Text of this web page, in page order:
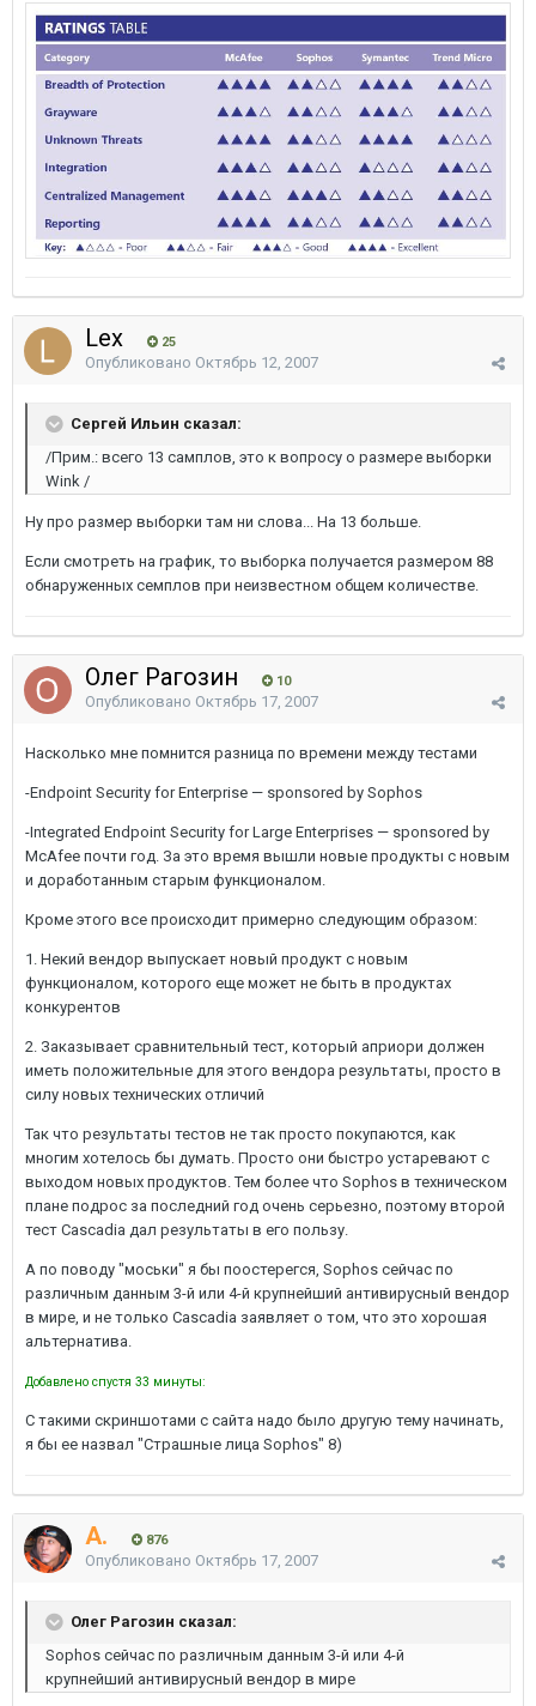
Lex 25
Опубликовано Октябрь 12, 2007
Сергей Ильин сказал:
/Прим.: всего 13 самплов, это к вопросу о размере выборки
Wink /
Ну про размер выборки там ни слова... На 13 больше.
Если смотреть на график, то выборка получается размером 88
обнаруженных семплов при неизвестном общем количестве.
Олег Рагозин 10
Опубликовано Октябрь 17, 2007
Насколько мне помнится разница по времени между тестами
-Endpoint Security for Enterprise — sponsored by Sophos
-Integrated Endpoint Security for Large Enterprises — sponsored by
McAfee почти год. За это время вышли новые продукты с новым
и доработанным старым функционалом.
Кроме этого все происходит примерно следующим образом:
1. Некий вендор выпускает новый продукт с новым
функционалом, которого еще может не быть в продуктах
конкурентов
2. Заказывает сравнительный тест, который априори должен
иметь положительные для этого вендора результаты, просто в
силу новых технических отличий
Так что результаты тестов не так просто покупаются, как
многим хотелось бы думать. Просто они быстро устаревают с
выходом новых продуктов. Тем более что Sophos в техническом
плане подрос за последний год очень серьезно, поэтому второй
тест Cascadia дал результаты в его пользу.
А по поводу "моськи" я бы поостерегся, Sophos сейчас по
различным данным 3-й или 4-й крупнейший антивирусный вендор
в мире, и не только Cascadia заявляет о том, что это хорошая
альтернатива.
Добавлено спустя 33 минуты:
С такими скриншотами с сайта надо было другую тему начинать,
я бы ее назвал "Страшные лица Sophos" 8)
A. 876
Опубликовано Октябрь 17, 2007
Олег Рагозин сказал:
Sophos сейчас по различным данным 3-й или 4-й
крупнейший антивирусный вендор в мире